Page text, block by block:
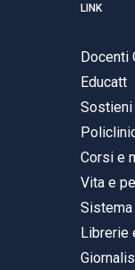
LINK
Docenti
Educatt
Corsi e
Vita e
Librerie